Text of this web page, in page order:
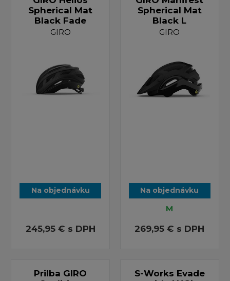
Spherical Mat
Black Fade
GIRO
Na objednávku
245,95 € s DPH
Spherical Mat
Black L
GIRO
Na objednávku
M
269,95 € s DPH
Prilba GIRO
S-Works Evade